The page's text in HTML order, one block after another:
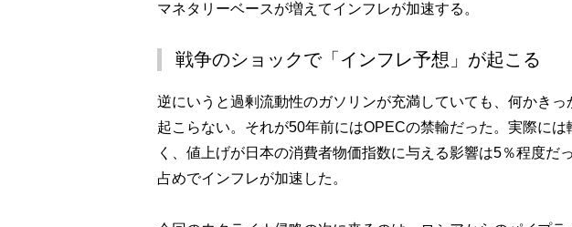
マネタリーベースが増えてインフレが加速する。
戦争のショックで「インフレ予想」が起こる
逆にいうと過剰流動性のガソリンが充満していても、何かきっ
起こらない。それが50年前にはOPECの禁輸だった。実際に
く、値上げが日本の消費者物価指数に与える影響は5％程度だ
占めでインフレが加速した。